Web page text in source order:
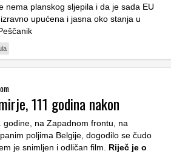
nema planskog sljepila i da je sada EU
upućena i jasna oko stanja u
111 godina nakon
godine, na Zapadnom frontu, na
poljima Belgije, dogodilo se čudo
je snimljen i odličan film. Riječ je o